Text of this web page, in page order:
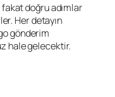
doğru adımlar
Her detayın
gönderim
hale gelecektir.